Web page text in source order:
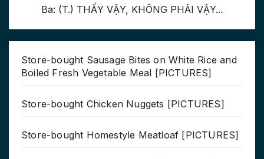
Ba: (T.) THẤY VẬY, KHÔNG PHẢI VẬY...
Store-bought Sausage Bites on White Rice and
Boiled Fresh Vegetable Meal [PICTURES]
Store-bought Chicken Nuggets [PICTURES]
Store-bought Homestyle Meatloaf [PICTURES]